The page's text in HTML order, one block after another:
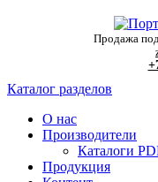
Продажа
Каталог разделов
О нас
Производители
Каталоги
Продукция